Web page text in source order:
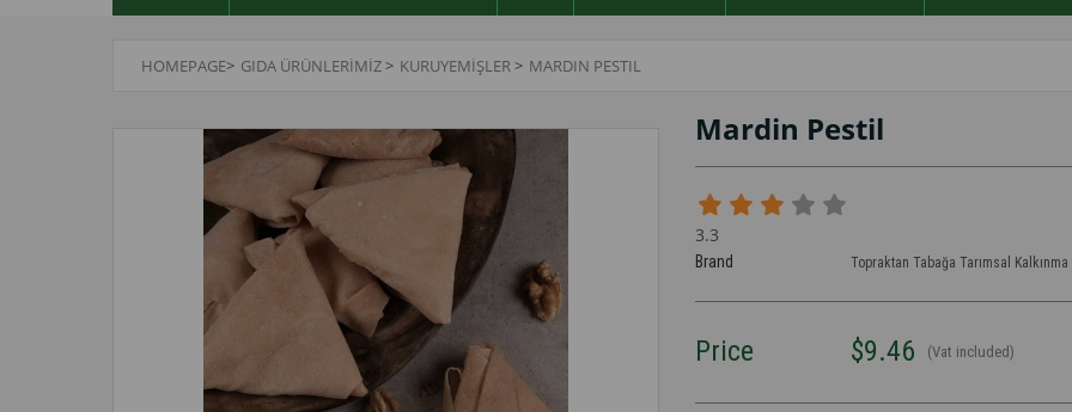
HOMEPAGE> GIDA ÜRÜNLERİMİZ> KURUYEMİŞLER> MARDIN PESTIL
Mardin Pestil
3.3
Brand Topraktan Tabağa Tarımsal
Price $9.46 (Vat included)